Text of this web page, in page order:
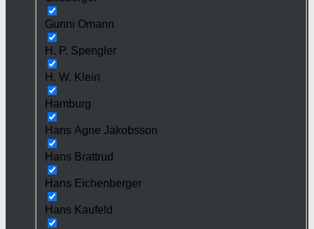
Gunni Omann
H. P. Spengler
H. W. Klein
Hamburg
Hans Agne Jakobsson
Hans Brattrud
Hans Eichenberger
Hans Kaufeld